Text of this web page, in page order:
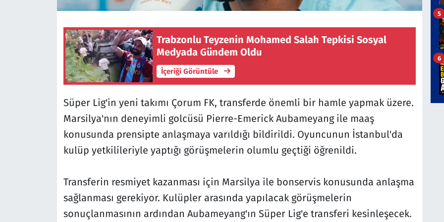
Trabzonlu Teyzenin Mohamed Salah Tepkisi Sosyal
Medyada Gündem Oldu
İçeriği Görüntüle
Süper Lig'in yeni takımı Çorum FK, transferde önemli bir hamle yapmak üzere.
Marsilya'nın deneyimli golcüsü Pierre-Emerick Aubameyang ile maaş
konusunda prensipte anlaşmaya varıldığı bildirildi. Oyuncunun İstanbul'da
kulüp yetkilileriyle yaptığı görüşmelerin olumlu geçtiği öğrenildi.
Transferin resmiyet kazanması için Marsilya ile bonservis konusunda anlaşma
sağlanması gerekiyor. Kulüpler arasında yapılacak görüşmelerin
sonuçlanmasının ardından Aubameyang'ın Süper Lig'e transferi kesinleşecek.
5
6